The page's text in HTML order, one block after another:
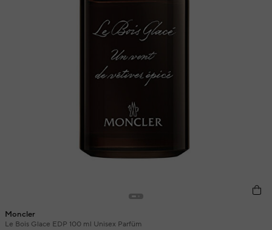
Moncler
Le Bois Glace EDP 100 ml Unisex Parfüm